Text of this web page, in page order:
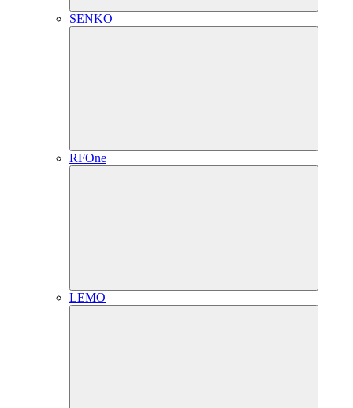
SENKO
RFOne
LEMO